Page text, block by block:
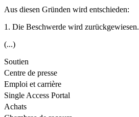
Aus diesen Gründen wird entschieden:
1. Die Beschwerde wird zurückgewiesen.
(...)
Soutien
Centre de presse
Emploi et carrière
Single Access Portal
Achats